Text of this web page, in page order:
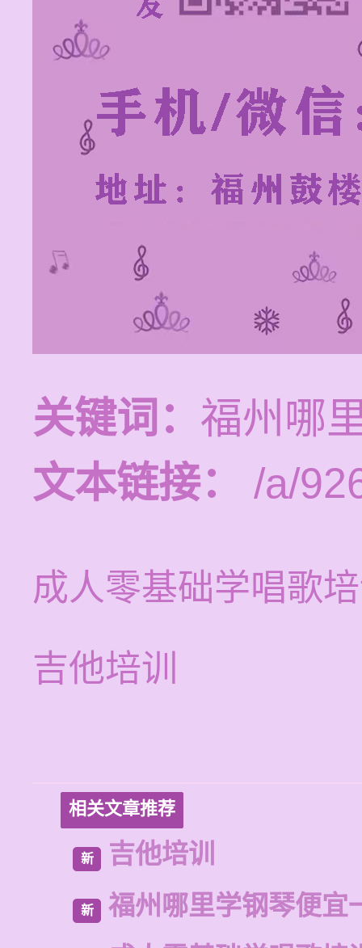
关键词： 福州哪
文本链接：
/a/
成人零基础学唱歌
吉他培训
相关文章推荐
新 吉他培训
新
福州哪里学钢琴便宜